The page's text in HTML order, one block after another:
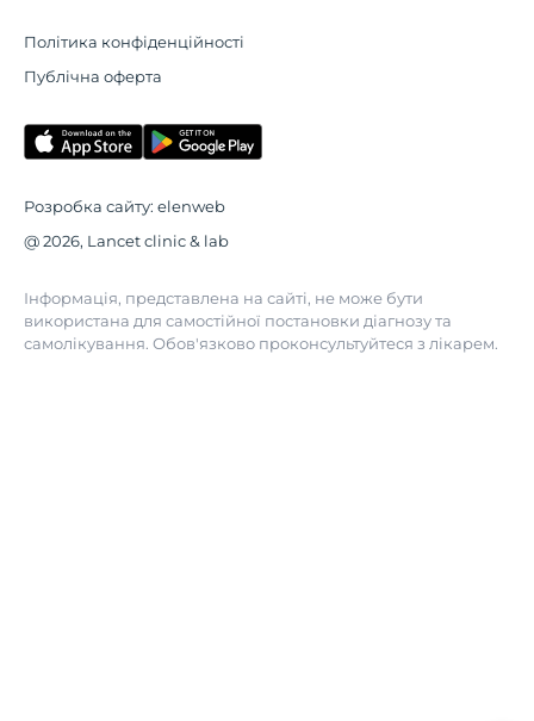
Політика конфіденційності
Публічна оферта
Розробка сайту: elenweb
@ 2026, Lancet clinic & lab
Інформація, представлена на сайті, не може бути
використана для самостійної постановки діагнозу та
самолікування. Обов'язково проконсультуйтеся з лікарем.